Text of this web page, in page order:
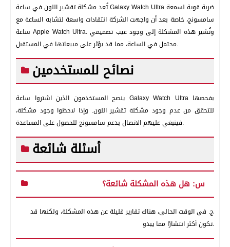
تُعد مشكلة تقشير اللون في ساعة Galaxy Watch Ultra ضربة قوية لسمعة
سامسونج، خاصة بعد أن واجهت الشركة انتقادات واسعة لتشابه الساعة مع
ساعة Apple Watch Ultra. وتُشير هذه المشكلة إلى وجود عيب تصميمي
محتمل في الساعة، مما قد يؤثر على مبيعاتها في المستقبل.
نصائح للمستخدمين
ينصح المستخدمون الذين اشتروا ساعة Galaxy Watch Ultra بفحصها
للتحقق من عدم وجود مشكلة تقشير اللون. وإذا لاحظوا وجود مشكلة،
فينبغي عليهم الاتصال بدعم سامسونج للحصول على المساعدة.
ج. في الوقت الحالي، هناك تقارير قليلة عن هذه المشكلة، ولكنها قد
تكون أكثر انتشارًا مما يبدو.